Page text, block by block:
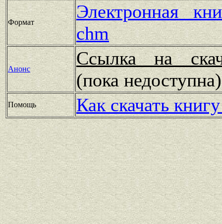
Формат
Электронная
chm
Анонс
Ссылка на
(пока
Помощь Как скачать